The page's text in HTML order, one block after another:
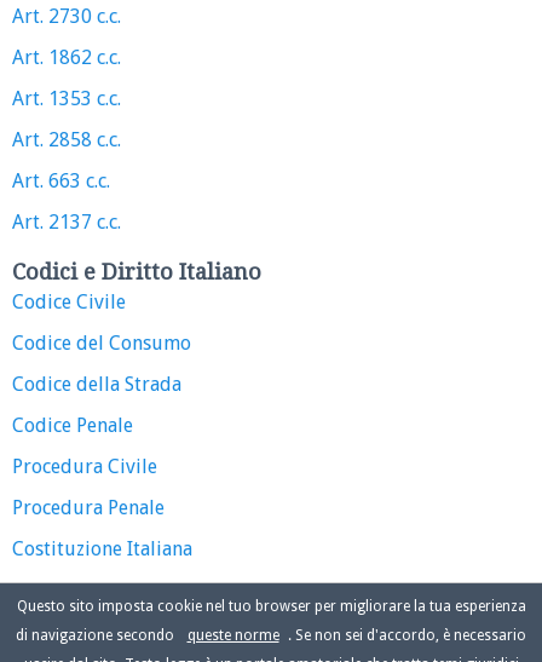
Art. 2730 c.c.
Art. 1862 c.c.
Art. 1353 c.c.
Art. 2858 c.c.
Art. 663 c.c.
Art. 2137 c.c.
Codici e Diritto Italiano
Codice Civile
Codice del Consumo
Codice della Strada
Codice Penale
Procedura Civile
Procedura Penale
Costituzione Italiana
Questo sito imposta cookie nel tuo browser per migliorare la tua esperienza
di navigazione secondo
queste norme
. Se non sei d'accordo, è necessario